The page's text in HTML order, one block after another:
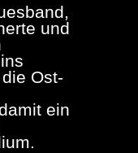
und
Ost-
ein